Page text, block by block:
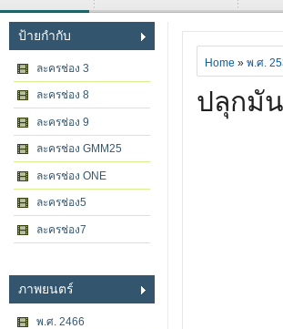
ป้ายกำกับ
ละครช่อง 3
ละครช่อง 8
ละครช่อง 9
ละครช่อง GMM25
ละครช่อง ONE
ละครช่อง5
ละครช่อง7
ภาพยนตร์
พ.ศ. 2466
Home » พ.ศ.
ปลุกมั